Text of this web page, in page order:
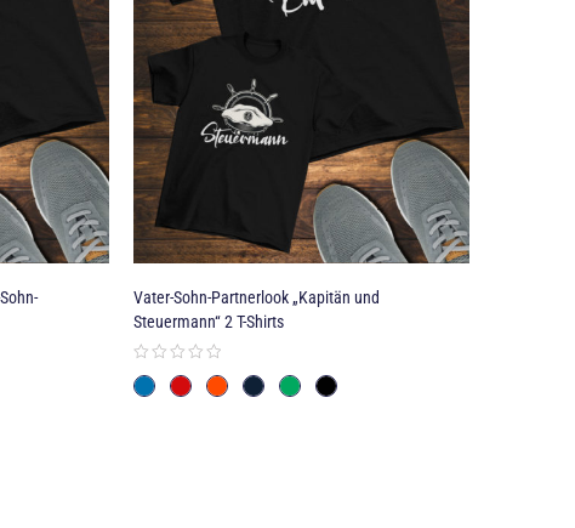
Vater-Sohn-Partnerlook „Kapitän und
Steuermann“ 2 T-Shirts